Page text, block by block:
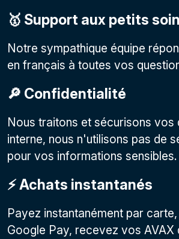
🥇 Support aux petits
Notre sympathique équipe
en français à toutes vos
🔎 Confidentialité
Nous traitons et sécurisons vos
interne, nous n'utilisons pas de
pour vos informations sensibles.
⚡️ Achats instantanés
Payez instantanément par
Google Pay, recevez vos AVAX